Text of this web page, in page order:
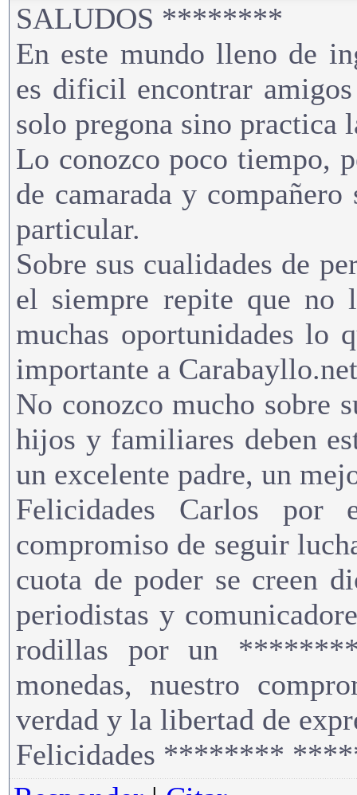
SALUDOS ********
En este mundo lleno de
es dificil encontrar
solo pregona sino practica
Lo conozco poco tiempo,
de camarada y
particular.
Sobre sus cualidades de
el siempre repite que no
muchas oportunidades lo
importante a
No conozco mucho sobre
hijos y familiares deben
un excelente padre, un
Felicidades Carlos
compromiso de seguir
cuota de poder se creen
periodistas y
rodillas por un
monedas, nuestro
verdad y la libertad de
Felicidades ********